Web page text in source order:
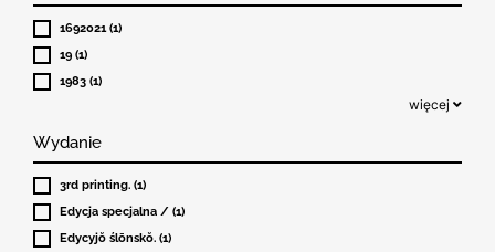
1692021 (1)
19 (1)
1983 (1)
więcej
Wydanie
3rd printing. (1)
Edycja specjalna / (1)
Edycyjŏ ślōnskŏ. (1)